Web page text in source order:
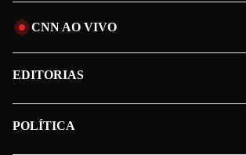
CNN AO VIVO
EDITORIAS
POLÍTICA